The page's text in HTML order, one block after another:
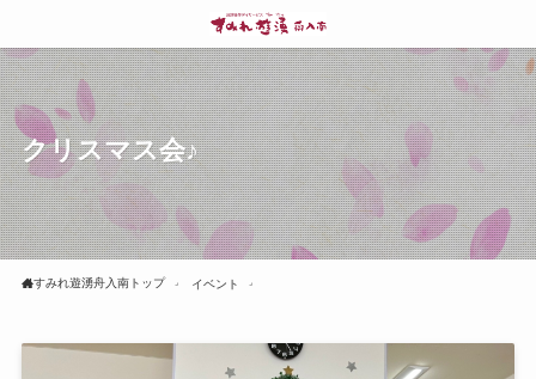
クリスマス会♪
すみれ遊湧舟入南トップ イベント